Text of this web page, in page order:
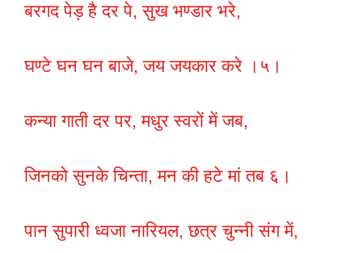
बरगद पेड़ है दर पे, सुख भण्डार भरे,
घण्टे घन घन बाजे, जय जयकार करे ।५।
कन्या गाती दर पर, मधुर स्वरों में जब,
जिनको सुनके चिन्ता, मन की हटे मां तब ६।
पान सुपारी ध्वजा नारियल, छत्र चुन्नी संग में,